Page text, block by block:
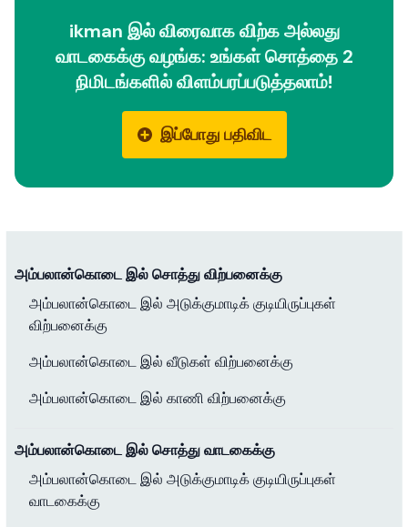
ikman இல் விரைவாக விற்க அல்லது
வாடகைக்கு வழங்க: உங்கள் சொத்தை 2
நிமிடங்களில் விளம்பரப்படுத்தலாம்!
இப்போது பதிவிட
அம்பலான்கொடை இல் சொத்து விற்பனைக்கு
அம்பலான்கொடை இல் அடுக்குமாடிக் குடியிருப்புகள்
விற்பனைக்கு
அம்பலான்கொடை இல் வீடுகள் விற்பனைக்கு
அம்பலான்கொடை இல் காணி விற்பனைக்கு
அம்பலான்கொடை இல் சொத்து வாடகைக்கு
அம்பலான்கொடை இல் அடுக்குமாடிக் குடியிருப்புகள்
வாடகைக்கு